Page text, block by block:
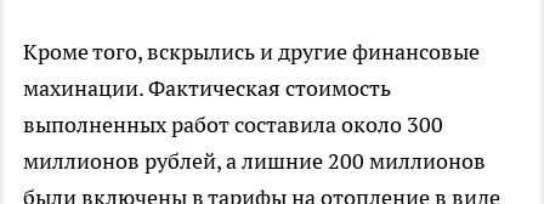
Кроме того, вскрылись и другие финансовые
махинации. Фактическая стоимость
выполненных работ составила около 300
миллионов рублей, а лишние 200 миллионов
были включены в тарифы на отопление в виде